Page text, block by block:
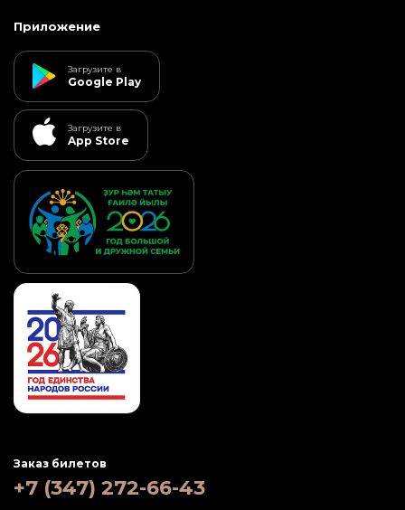
Приложение
Загрузите в
Google Play
Загрузите в
App Store
Заказ билетов
+7 (347) 272-66-43